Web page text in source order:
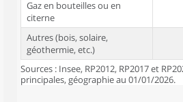
Gaz en bouteilles ou en
citerne
Autres (bois, solaire,
géothermie, etc.)
Sources : Insee, RP2012, RP2017 et
principales, géographie au 01/01/2026.